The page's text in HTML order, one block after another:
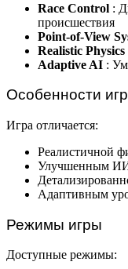
Race Control :
происшествия
Point-of-View
Realistic Physics
Adaptive AI :
Особенности
Игра отличается:
Реалистичной
Улучшенным ИИ
Адаптивным
Режимы игры
Доступные режимы: